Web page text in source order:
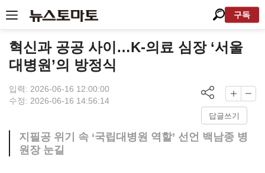
구독
혁신과 공공 사이…K-의료 심장 ‘서울
대병원’의 방정식
입력: 2026-06-16 12:00:00
수정: 2026-06-16 14:56:14
답글쓰기
지필공 위기 속 ‘국립대병원 역할’ 선언 백남종 병
원장 눈길